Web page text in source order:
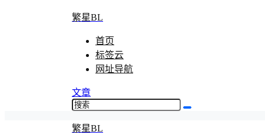
繁星BL
首页
标签云
网址导航
文章
繁星BL